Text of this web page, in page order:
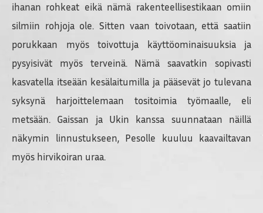
ihanan rohkeat eikä nämä rakenteellisestikaan omiin
silmiin rohjoja ole. Sitten vaan toivotaan, että saatiin
porukkaan myös toivottuja käyttöominaisuuksia ja
pysyisivät myös terveinä. Nämä saavatkin sopivasti
kasvatella itseään kesälaitumilla ja pääsevät jo tulevana
syksynä harjoittelemaan tositoimia työmaalle, eli
metsään. Gaissan ja Ukin kanssa suunnataan näillä
näkymin linnustukseen, Pesolle kuuluu kaavailtavan
myös hirvikoiran uraa.